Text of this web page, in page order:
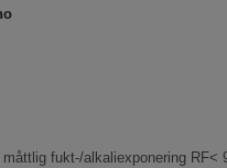
fukt-/alkaliexponering